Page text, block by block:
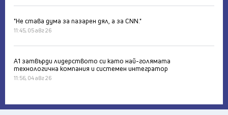
"Не става дума за пазарен дял, а за CNN."
11:45, 05 авг 26
А1 затвърди лидерството си като най-голямата
технологична компания и системен интегратор
11:56, 04 авг 26